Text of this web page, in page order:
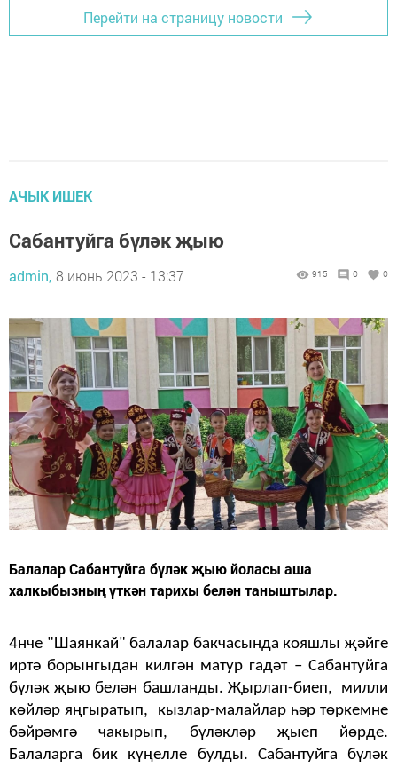
Перейти на страницу новости
АЧЫК ИШЕК
Сабантуйга бүләк җыю
admin, 8 июнь 2023 - 13:37 915 0 0
Балалар Сабантуйга бүләк җыю йоласы аша
халкыбызның үткән тарихы белән таныштылар.
4нче "Шаянкай" балалар бакчасында кояшлы җәйге
иртә борынгыдан килгән матур гадәт – Сабантуйга
бүләк җыю белән башланды. Җырлап-биеп, милли
көйләр яңгыратып, кызлар-малайлар һәр төркемне
бәйрәмгә чакырып, бүләкләр җыеп йөрде.
Балаларга бик күңелле булды. Сабантуйга бүләк